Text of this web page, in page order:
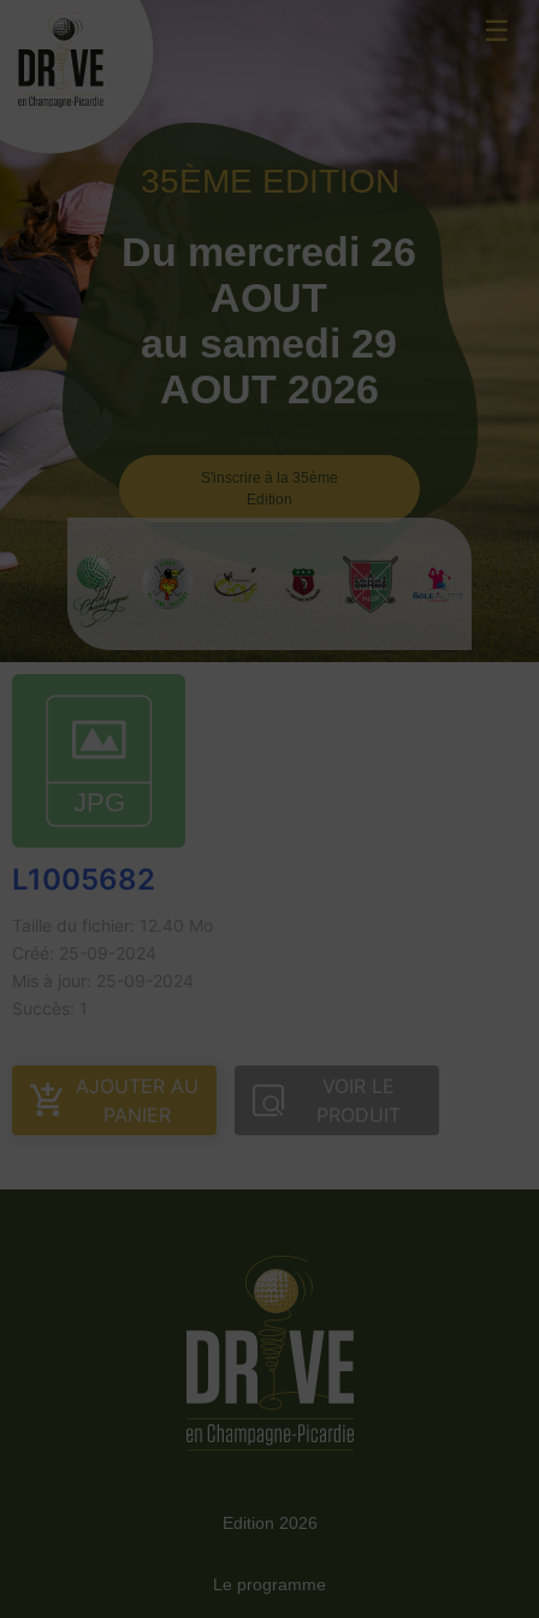
content
☰
35ÈME EDITION
Du mercredi 26
AOUT
au samedi 29
AOUT 2026
S'inscrire à la 35ème
Edition
L1005682
AJOUTER AU
PANIER
VOIR LE
PRODUIT
Edition 2026
Le programme